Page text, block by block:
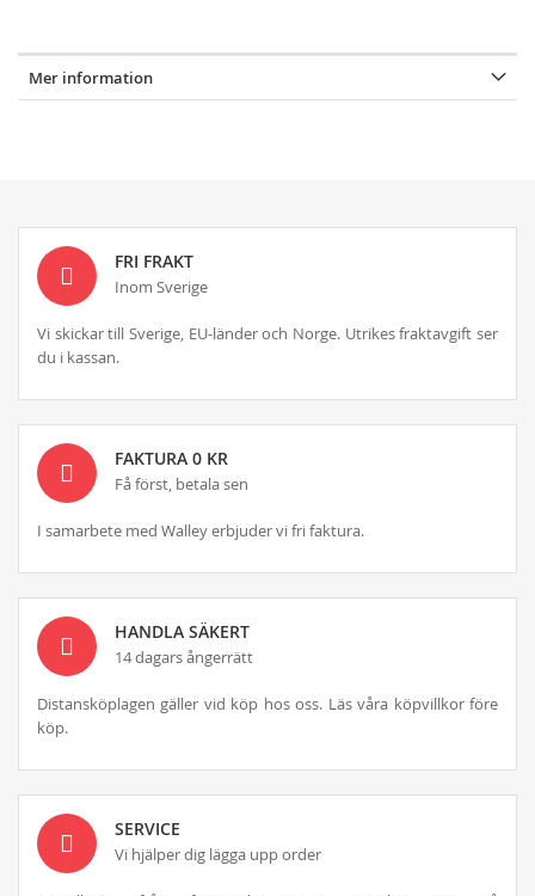
Mer information
FRI FRAKT
Inom Sverige
Vi skickar till Sverige, EU-länder och Norge. Utrikes fraktavgift ser
du i kassan.
FAKTURA 0 KR
Få först, betala sen
I samarbete med Walley erbjuder vi fri faktura.
HANDLA SÄKERT
14 dagars ångerrätt
Distansköplagen gäller vid köp hos oss. Läs våra köpvillkor före
köp.
SERVICE
Vi hjälper dig lägga upp order